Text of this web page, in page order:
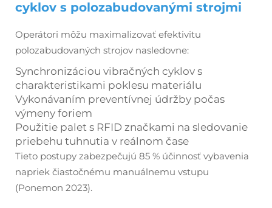
cyklov s polozabudovanými strojmi
Operátori môžu maximalizovať efektivitu
polozabudovaných strojov nasledovne:
Synchronizáciou vibračných cyklov s
charakteristikami poklesu materiálu
Vykonávaním preventívnej údržby počas
výmeny foriem
Použitie palet s RFID značkami na sledovanie
priebehu tuhnutia v reálnom čase
Tieto postupy zabezpečujú 85 % účinnosť vybavenia
napriek čiastočnému manuálnemu vstupu
(Ponemon 2023).